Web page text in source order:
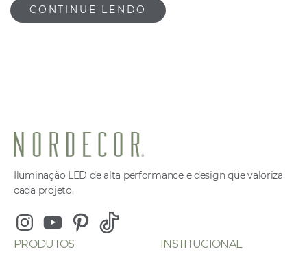
CONTINUE LENDO
Iluminação LED de alta performance e design que valoriza
cada projeto.
InstagramYoutubePinterest
Tiktok
PRODUTOS
INSTITUCIONAL